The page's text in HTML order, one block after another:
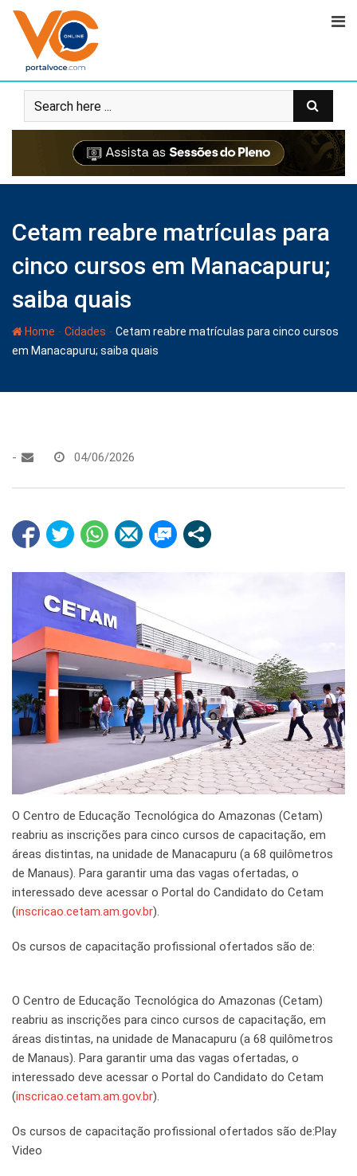
Cetam reabre matrículas para
cinco cursos em Manacapuru;
saiba quais
Home - Cidades - Cetam reabre matrículas para cinco cursos
em Manacapuru; saiba quais
- 04/06/2026
O Centro de Educação Tecnológica do Amazonas (Cetam)
reabriu as inscrições para cinco cursos de capacitação, em
áreas distintas, na unidade de Manacapuru (a 68 quilômetros
de Manaus). Para garantir uma das vagas ofertadas, o
interessado deve acessar o Portal do Candidato do Cetam
(inscricao.cetam.am.gov.br).
Os cursos de capacitação profissional ofertados são de:
O Centro de Educação Tecnológica do Amazonas (Cetam)
reabriu as inscrições para cinco cursos de capacitação, em
áreas distintas, na unidade de Manacapuru (a 68 quilômetros
de Manaus). Para garantir uma das vagas ofertadas, o
interessado deve acessar o Portal do Candidato do Cetam
(inscricao.cetam.am.gov.br).
Os cursos de capacitação profissional ofertados são de:Play
Video